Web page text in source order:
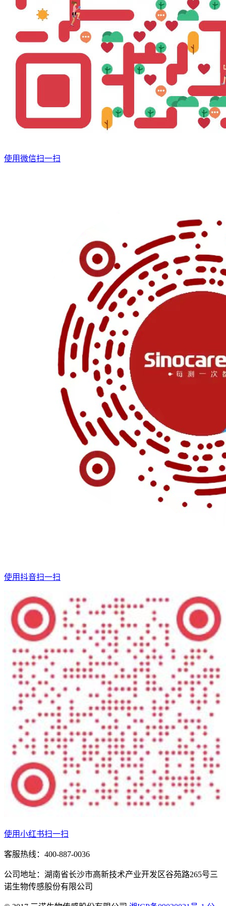
使用微信扫一扫
使用抖音扫一扫
使用小红书扫一扫
客服热线：400-887-0036
公司地址：湖南省长沙市高新技术产业开发区谷苑路265号三
诺生物传感股份有限公司